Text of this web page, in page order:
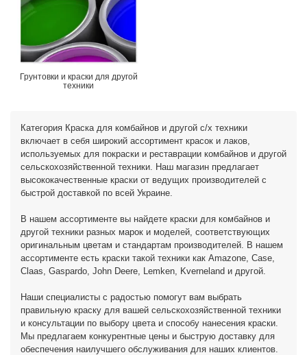
Грунтовки и краски для другой
техники
Категория Краска для комбайнов и другой с/х техники
включает в себя широкий ассортимент красок и лаков,
используемых для покраски и реставрации комбайнов и другой
сельскохозяйственной техники. Наш магазин предлагает
высококачественные краски от ведущих производителей с
быстрой доставкой по всей Украине.
В нашем ассортименте вы найдете краски для комбайнов и
другой техники разных марок и моделей, соответствующих
оригинальным цветам и стандартам производителей. В нашем
ассортименте есть краски такой техники как Amazone, Case,
Claas, Gaspardo, John Deere, Lemken, Kverneland и другой.
Наши специалисты с радостью помогут вам выбрать
правильную краску для вашей сельскохозяйственной техники
и консультации по выбору цвета и способу нанесения краски.
Мы предлагаем конкурентные цены и быструю доставку для
обеспечения наилучшего обслуживания для наших клиентов.